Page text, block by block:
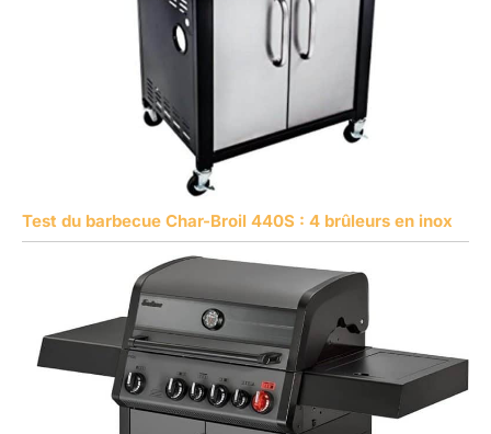
Test du barbecue Char-Broil 440S : 4 brûleurs en inox